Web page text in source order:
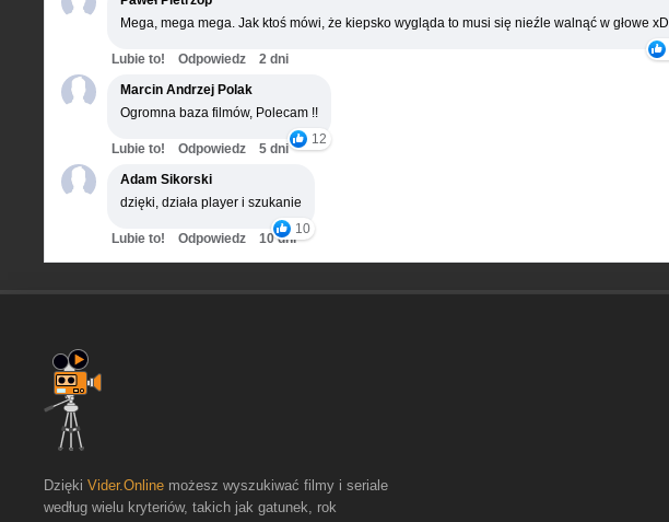
Mega, mega mega. Jak ktoś mówi, że kiepsko wygląda to musi się nieźle walnąć w głowe xD
Lubie to! Odpowiedz
2 dni
Marcin Andrzej Polak
Ogromna baza filmów, Polecam !!
12
Lubie to! Odpowiedz
5 dni
Adam Sikorski
dzięki, działa player i szukanie
10
Lubie to! Odpowiedz 10 dni
Dzięki Vider.Online możesz wyszukiwać filmy i seriale
według wielu kryteriów, takich jak gatunek, rok